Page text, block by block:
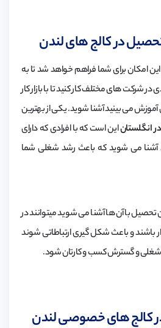
در کالج های لندن
امکان برای شما فراهم خواهد شد تا به
در شرکت های مختلف کار کنید تا با بازار کار
آموزش می بینید آشنا شوید. یکی از بهترین
انگلستاناین است که با افرادی که دارای
آشنا می شوید که باعث رشد شغلی شما
با آن ها آشنا می شوید میتوانند در
باشند و باعث شکل گیری ارتباطاتی شوند
شغلی و گسترش کسب و کارتان شود.
کالج های خصوصی لندن